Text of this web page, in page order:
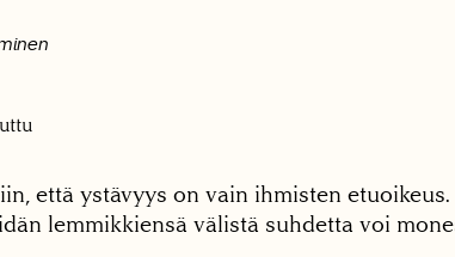
että ystävyys on vain ihmisten
lemmikkiensä välistä suhdetta voi